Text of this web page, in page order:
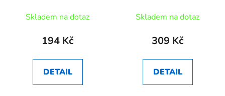
Skladem na dotaz
194 Kč
DETAIL
Skladem na dotaz
309 Kč
DETAIL